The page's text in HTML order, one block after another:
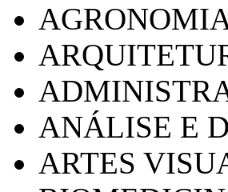
ANÁLISE E
ARTES